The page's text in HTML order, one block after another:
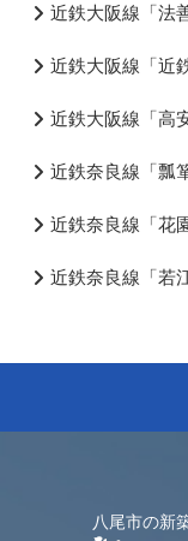
近鉄大阪線「法
近鉄大阪線「近
近鉄大阪線「高
近鉄奈良線「瓢
近鉄奈良線「花
近鉄奈良線「若
八尾市の新